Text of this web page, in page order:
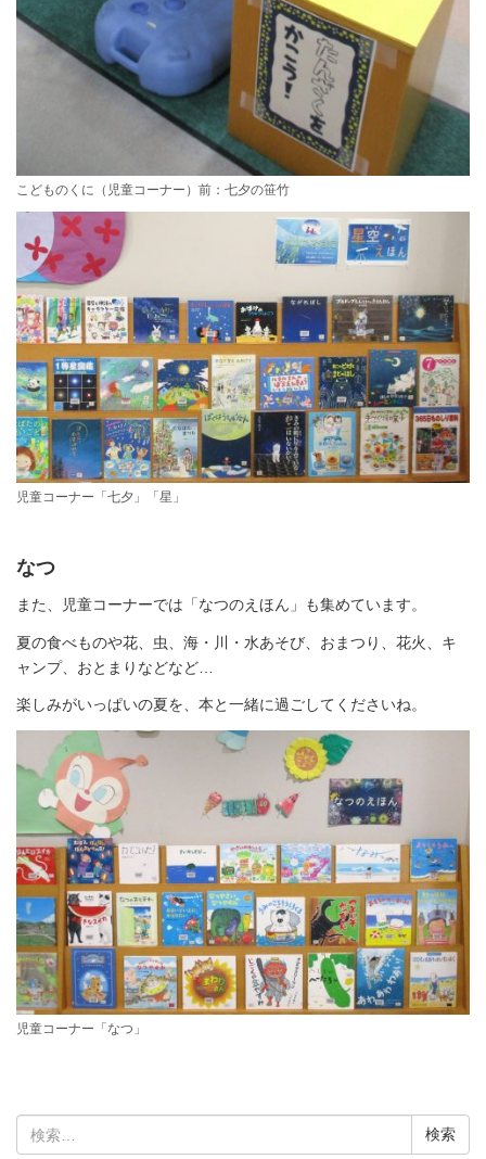
こどものくに（児童コーナー）前：七夕の笹竹
児童コーナー「七夕」「星」
なつ
また、児童コーナーでは「なつのえほん」も集めています。
夏の食べものや花、虫、海・川・水あそび、おまつり、花火、キ
ャンプ、おとまりなどなど…
楽しみがいっぱいの夏を、本と一緒に過ごしてくださいね。
児童コーナー「なつ」
索: